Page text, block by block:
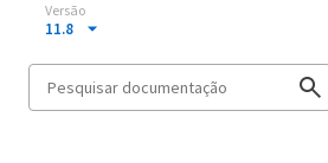
Versão
11.8